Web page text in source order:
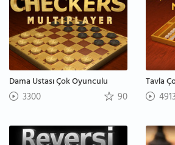
Dama Ustası Çok Oyunculu
3300 90
Tavla
4913